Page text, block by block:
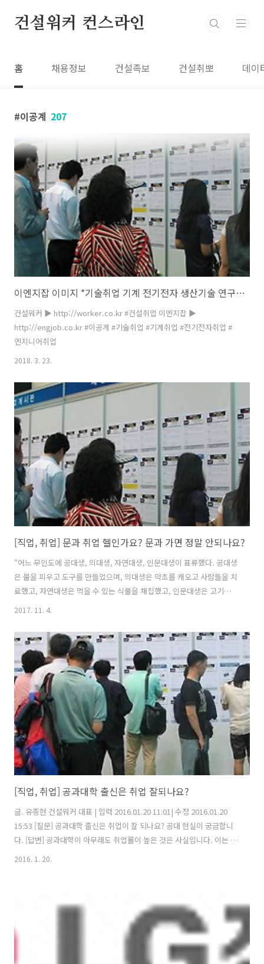
건설워커 컨스라인
홈 채용정보 건설족보 건설취뽀 데이
이공계 207
이엔지잡 이미지 *기술취업 기계 전기전자 생산기술 연구개발 구인구직
건설워커 ▶ http://worker.co.kr #건설취업 이엔지잡 ▶
http://engjob.co.kr #이공계 #기술취업 #기계취업 #전기전자취업 #
엔지니어취업
2018. 3. 23.
[직업, 취업] 문과 취업 헬인가요? 문과 가면 정말 안되나요?
“어느 무인도에 공대생, 의대생, 자연대생, 인문대생이 표류했다. 공대생
은 불을 피우고 도구를 만들었으며, 의대생은 약초를 캐오고 사람들을 치
료했고, 자연대생은 먹을 수 있는 식물을 채집했고, 인문대생은 고기가
되었다.” 자신의 전공을 살리지 못하는 인문계 학생들의 현실을 꼬집는
다), ‘문송합니다(문과라서 죄송합니다)’ ‘죄상(商)합니다(상경계라서 죄
송합니다)’라는 표현도 유행어가 되었다. 인문계열, 상경계열 전공자들
의 힘든 취업 상황을 나타내는 표현들이다. 글. 유종현 건설워커 대표 /
입력 2016.05.09 11:56 | 최종수정 2017.11.04 12:14 문과(인문사회계
열 학과)는 이과(이공계 학과)에 비해 상대적으로 ..
2017. 11. 4.
[직업, 취업] 공과대학 출신은 취업 잘되나요?
글. 유종현 건설워커 대표 | 입력 2016.01.20 11:01| 수정 2016.01.20
15:53 [질문] 공과대학 출신은 취업이 잘 되나요? 공대 현실이 궁금합니
다. [답변] 공과대학이 아무래도 취업률이 높은 것은 사실입니다. 이는 기
업들이 필요로 하는 실용 학문과 전문적 기술 위주로 공부하기 때문인데
반면 이른바 '전화기'라 불리는 전자, 화공(화생공), 기계계열은 '취업깡
패'라고 불릴만큼 공과대학 중에서도 취업률이 높은 학과들입니다. 하지
만 상대적으로 그렇다는 거지 전화기(전자, 화공, ..
2016. 1. 20.